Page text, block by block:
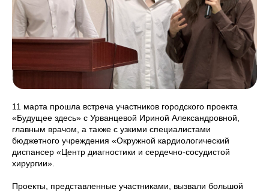
11 марта прошла встреча участников городского проекта
«Будущее здесь» с Урванцевой Ириной Александровной,
главным врачом, а также с узкими специалистами
бюджетного учреждения «Окружной кардиологический
диспансер «Центр диагностики и сердечно-сосудистой
хирургии».
Проекты, представленные участниками, вызвали большой